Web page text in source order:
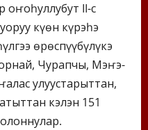
оҥоһуллубут II-с
күөн күрэһэ
өрөспүүбүлүкэ
Чурапчы, Мэҥэ-
улуустарыттан,
кэлэн 151